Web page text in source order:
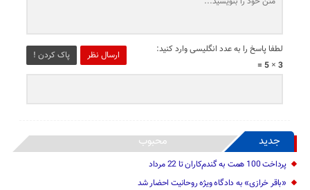
ارسال نظر پاک کردن !
لطفا پاسخ را به عدد انگلیسی وارد کنید:
3 × 5 =
جدید محبوب
پرداخت 100 همت به گندم‌کاران تا 22 مرداد
«باقر خرازی» به دادگاه ویژه روحانیت احضار شد